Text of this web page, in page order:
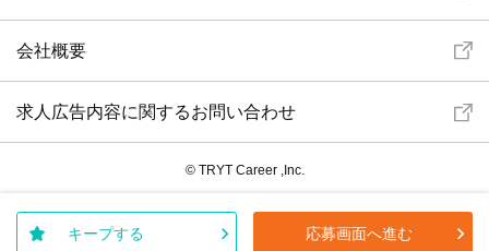
キープする 応募画面へ進む
会社概要
求人広告内容に関するお問い合わせ
© TRYT Career ,Inc.